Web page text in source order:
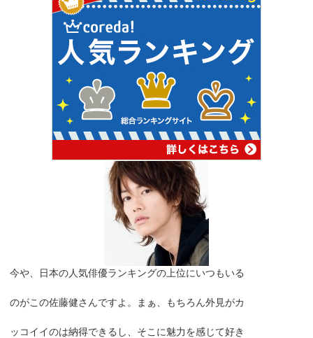
今や、日本の人気俳優ランキングの上位にいつもいる
のがこの佐藤健さんですよ。まぁ、もちろん外見がカ
ッコイイのは納得できるし、そこに魅力を感じて好き